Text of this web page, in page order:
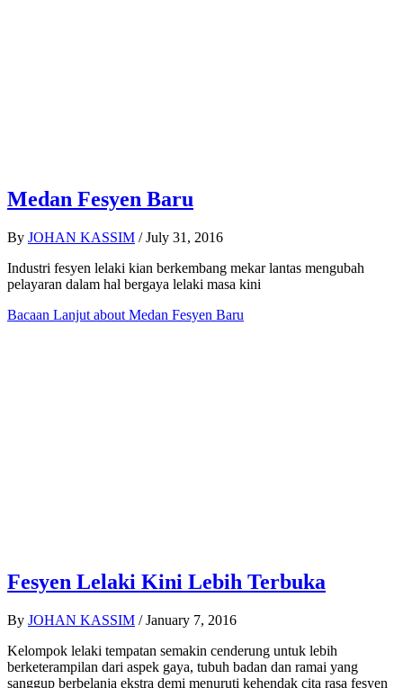
Medan Fesyen Baru
By JOHAN KASSIM / July 31, 2016
Industri fesyen lelaki kian berkembang mekar lantas mengubah
pelayaran dalam hal bergaya lelaki masa kini
Bacaan Lanjut about Medan Fesyen Baru
Fesyen Lelaki Kini Lebih Terbuka
By JOHAN KASSIM / January 7, 2016
Kelompok lelaki tempatan semakin cenderung untuk lebih
berketerampilan dari aspek gaya, tubuh badan dan ramai yang
sanggup berbelanja ekstra demi menuruti kehendak cita rasa fesyen